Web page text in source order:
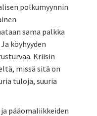
polkumyynnin
sama palkka
köyhyyden
Kriisin
missä sitä on
tuloja, suuria
pääomaliikkeiden